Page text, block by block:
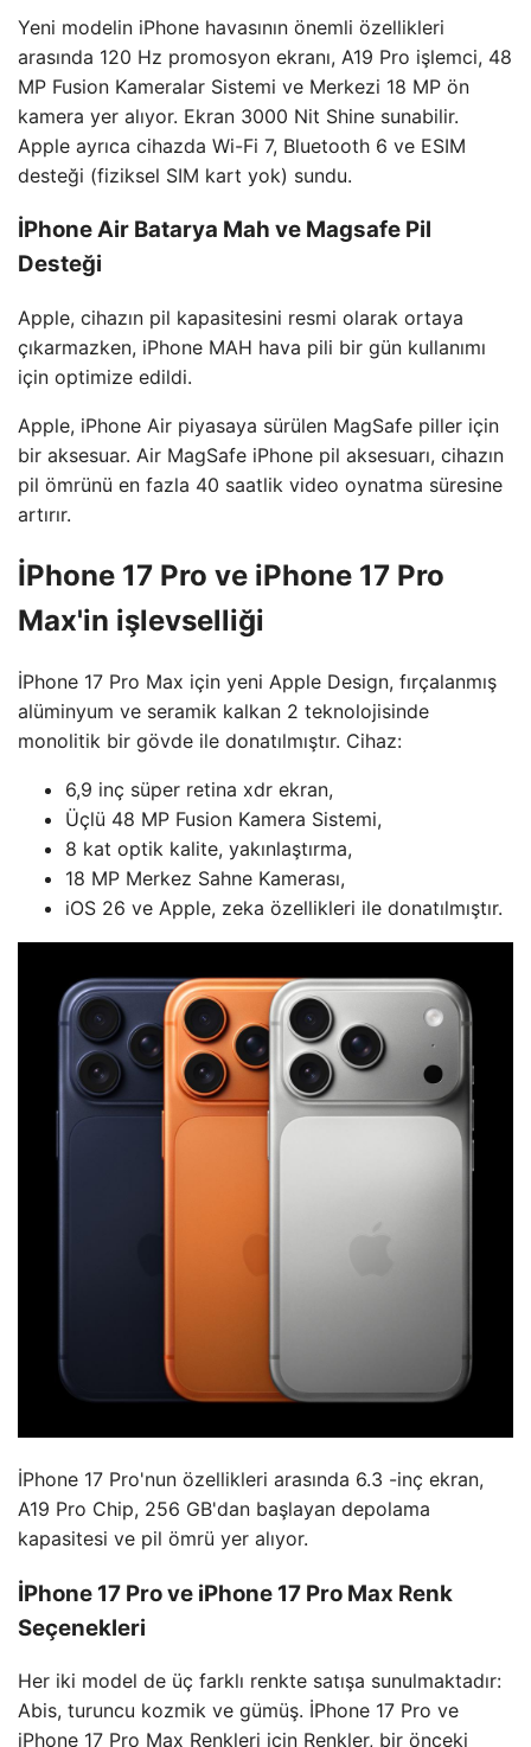
Yeni modelin iPhone havasının önemli özellikleri
arasında 120 Hz promosyon ekranı, A19 Pro işlemci, 48
MP Fusion Kameralar Sistemi ve Merkezi 18 MP ön
kamera yer alıyor. Ekran 3000 Nit Shine sunabilir.
Apple ayrıca cihazda Wi-Fi 7, Bluetooth 6 ve ESIM
desteği (fiziksel SIM kart yok) sundu.
İPhone Air Batarya Mah ve Magsafe Pil
Desteği
Apple, cihazın pil kapasitesini resmi olarak ortaya
çıkarmazken, iPhone MAH hava pili bir gün kullanımı
için optimize edildi.
Apple, iPhone Air piyasaya sürülen MagSafe piller için
bir aksesuar. Air MagSafe iPhone pil aksesuarı, cihazın
pil ömrünü en fazla 40 saatlik video oynatma süresine
artırır.
İPhone 17 Pro ve iPhone 17 Pro
Max'in işlevselliği
İPhone 17 Pro Max için yeni Apple Design, fırçalanmış
alüminyum ve seramik kalkan 2 teknolojisinde
monolitik bir gövde ile donatılmıştır. Cihaz:
6,9 inç süper retina xdr ekran,
Üçlü 48 MP Fusion Kamera Sistemi,
8 kat optik kalite, yakınlaştırma,
18 MP Merkez Sahne Kamerası,
iOS 26 ve Apple, zeka özellikleri ile donatılmıştır.
İPhone 17 Pro'nun özellikleri arasında 6.3 -inç ekran,
A19 Pro Chip, 256 GB'dan başlayan depolama
kapasitesi ve pil ömrü yer alıyor.
İPhone 17 Pro ve iPhone 17 Pro Max Renk
Seçenekleri
Her iki model de üç farklı renkte satışa sunulmaktadır:
Abis, turuncu kozmik ve gümüş. İPhone 17 Pro ve
iPhone 17 Pro Max Renkleri için Renkler, bir önceki